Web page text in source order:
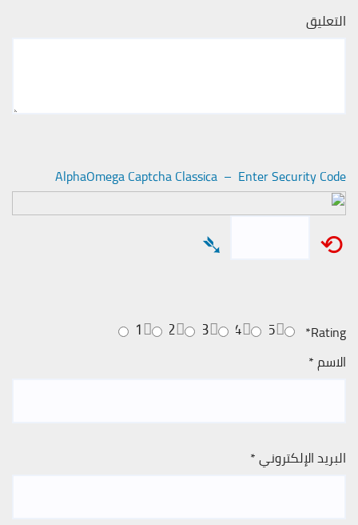
التعليق
AlphaOmega Captcha Classica – Enter Security Code
⟲
➴
Rating
*
5
4
3
2
1
الاسم*
البريد الإلكتروني*